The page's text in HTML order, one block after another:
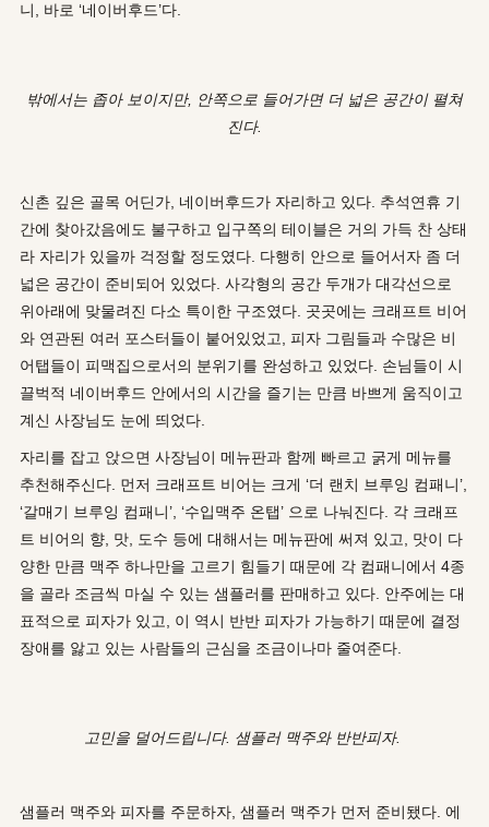
니, 바로 ‘네이버후드’다.
밖에서는 좁아 보이지만, 안쪽으로 들어가면 더 넓은 공간이 펼쳐
진다.
신촌 깊은 골목 어딘가, 네이버후드가 자리하고 있다. 추석연휴 기
간에 찾아갔음에도 불구하고 입구쪽의 테이블은 거의 가득 찬 상태
라 자리가 있을까 걱정할 정도였다. 다행히 안으로 들어서자 좀 더
넓은 공간이 준비되어 있었다. 사각형의 공간 두개가 대각선으로
위아래에 맞물려진 다소 특이한 구조였다. 곳곳에는 크래프트 비어
와 연관된 여러 포스터들이 붙어있었고, 피자 그림들과 수많은 비
어탭들이 피맥집으로서의 분위기를 완성하고 있었다. 손님들이 시
끌벅적 네이버후드 안에서의 시간을 즐기는 만큼 바쁘게 움직이고
계신 사장님도 눈에 띄었다.
자리를 잡고 앉으면 사장님이 메뉴판과 함께 빠르고 굵게 메뉴를
추천해주신다. 먼저 크래프트 비어는 크게 ‘더 랜치 브루잉 컴패니’,
‘갈매기 브루잉 컴패니’, ‘수입맥주 온탭’ 으로 나눠진다. 각 크래프
트 비어의 향, 맛, 도수 등에 대해서는 메뉴판에 써져 있고, 맛이 다
양한 만큼 맥주 하나만을 고르기 힘들기 때문에 각 컴패니에서 4종
을 골라 조금씩 마실 수 있는 샘플러를 판매하고 있다. 안주에는 대
표적으로 피자가 있고, 이 역시 반반 피자가 가능하기 때문에 결정
장애를 앓고 있는 사람들의 근심을 조금이나마 줄여준다.
고민을 덜어드립니다. 샘플러 맥주와 반반피자.
샘플러 맥주와 피자를 주문하자, 샘플러 맥주가 먼저 준비됐다. 에